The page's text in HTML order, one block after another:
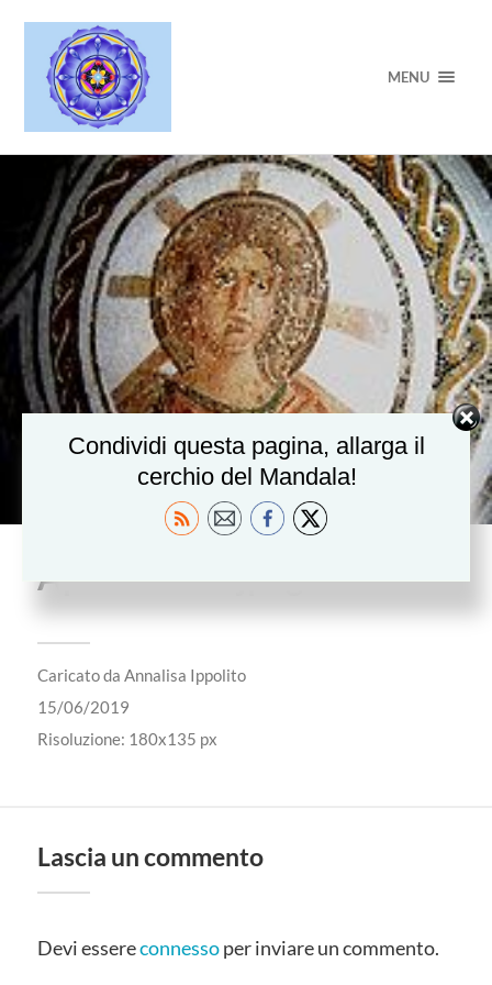
MENU
ApolloSole1.jpeg
Caricato da Annalisa Ippolito
15/06/2019
Risoluzione: 180x135 px
Lascia un commento
Devi essereconnessoper inviare un commento.
Condividi questa pagina, allarga il
cerchio del Mandala!